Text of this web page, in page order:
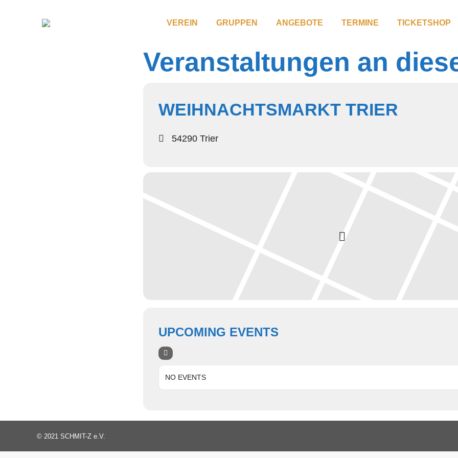
VEREIN GRUPPEN ANGEBOTE TERMINE TICKETSHOP
Veranstaltungen an
WEIHNACHTSMARKT TRIER
54290 Trier
UPCOMING EVENTS
NO EVENTS
© 2021 SCHMIT-Z e.V.